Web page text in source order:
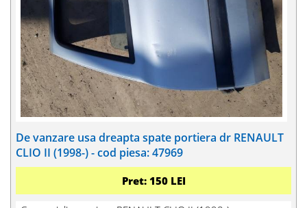
De vanzare usa dreapta spate portiera dr RENAULT
CLIO II (1998-) - cod piesa: 47969
Pret: 150 LEI